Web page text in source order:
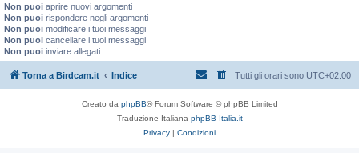
Non puoi aprire nuovi argomenti
Non puoi rispondere negli argomenti
Non puoi modificare i tuoi messaggi
Non puoi cancellare i tuoi messaggi
Non puoi inviare allegati
Torna a Birdcam.it Indice Tutti gli orari sono UTC+02:00
Creato da phpBB® Forum Software © phpBB Limited
Traduzione Italiana phpBB-Italia.it
Privacy | Condizioni